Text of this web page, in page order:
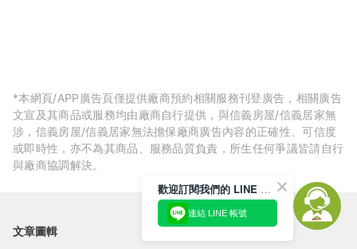
*本網頁/APP廣告頁僅提供廠商預約相關服務刊登廣告，相關廣告
文宣及其商品或服務均由廠商自行提供，與信義房屋/信義居家無
涉，信義房屋/信義居家無法擔保廠商廣告內容的正確性、可信度
或即時性，亦不為其商品、服務品質負責，所生任何爭議皆請自行
與廠商協調解決。
文章圖輯
歡迎訂閱我們的 LINE 官方帳號
連結 LINE 帳號